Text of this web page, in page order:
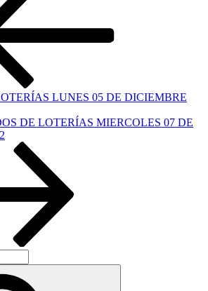
LUNES 05 DE DICIEMBRE
DE LOTERÍAS MIERCOLES 07 DE